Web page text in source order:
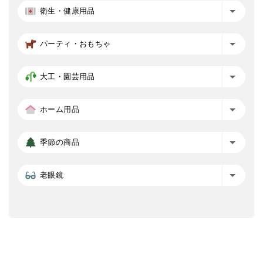
衛生・健康用品
パーティ・おもちゃ
大工・園芸用品
ホーム用品
季節の商品
老眼鏡